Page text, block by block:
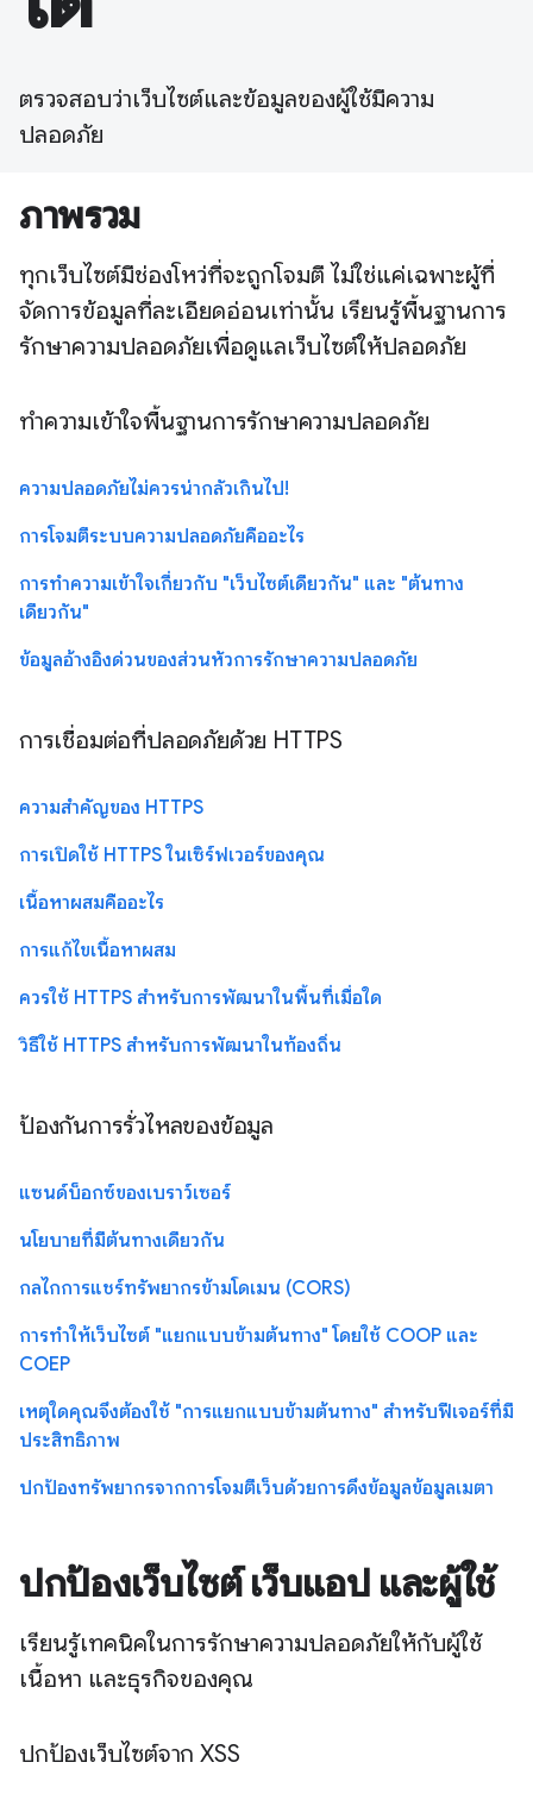
ตรวจสอบว่าเว็บไซต์และข้อมูลของผู้ใช้มีความ
ปลอดภัย
ภาพรวม
ทุกเว็บไซต์มีช่องโหว่ที่จะถูกโจมตี ไม่ใช่แค่เฉพาะผู้ที่
จัดการข้อมูลที่ละเอียดอ่อนเท่านั้น เรียนรู้พื้นฐานการ
รักษาความปลอดภัยเพื่อดูแลเว็บไซต์ให้ปลอดภัย
ทำความเข้าใจพื้นฐานการรักษาความปลอดภัย
ความปลอดภัยไม่ควรน่ากลัวเกินไป!
การโจมตีระบบความปลอดภัยคืออะไร
การทำความเข้าใจเกี่ยวกับ "เว็บไซต์เดียวกัน" และ "ต้นทาง
เดียวกัน"
ข้อมูลอ้างอิงด่วนของส่วนหัวการรักษาความปลอดภัย
การเชื่อมต่อที่ปลอดภัยด้วย HTTPS
ความสำคัญของ HTTPS
การเปิดใช้ HTTPS ในเซิร์ฟเวอร์ของคุณ
เนื้อหาผสมคืออะไร
การแก้ไขเนื้อหาผสม
ควรใช้ HTTPS สำหรับการพัฒนาในพื้นที่เมื่อใด
วิธีใช้ HTTPS สำหรับการพัฒนาในท้องถิ่น
ป้องกันการรั่วไหลของข้อมูล
แซนด์บ็อกซ์ของเบราว์เซอร์
นโยบายที่มีต้นทางเดียวกัน
กลไกการแชร์ทรัพยากรข้ามโดเมน (CORS)
การทําให้เว็บไซต์ "แยกแบบข้ามต้นทาง" โดยใช้ COOP และ
COEP
เหตุใดคุณจึงต้องใช้ "การแยกแบบข้ามต้นทาง" สำหรับฟีเจอร์ที่มี
ประสิทธิภาพ
ปกป้องทรัพยากรจากการโจมตีเว็บด้วยการดึงข้อมูลข้อมูลเมตา
ปกป้องเว็บไซต์ เว็บแอป และผู้ใช้
เรียนรู้เทคนิคในการรักษาความปลอดภัยให้กับผู้ใช้
เนื้อหา และธุรกิจของคุณ
ปกป้องเว็บไซต์จาก XSS